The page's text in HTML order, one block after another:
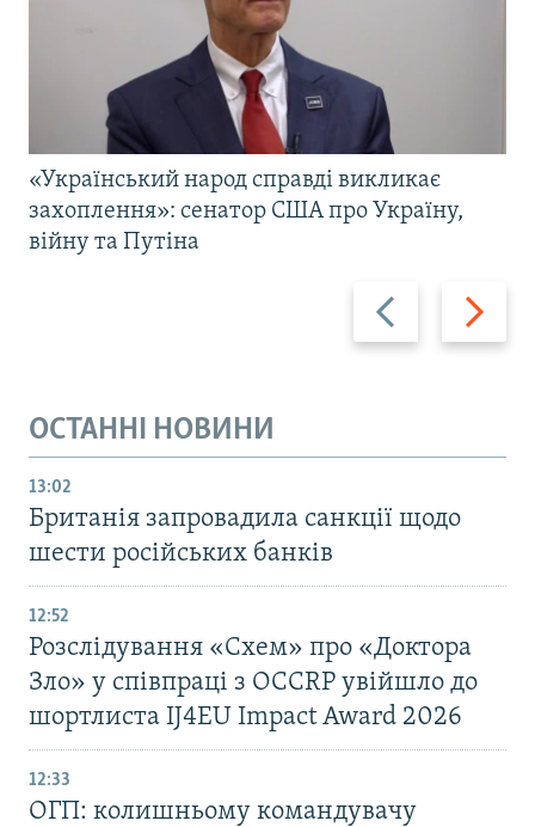
Назад Вперед
«Український народ справді викликає
захоплення»: сенатор США про Україну,
війну та Путіна
ОСТАННІ НОВИНИ
13:02
Британія запровадила санкції щодо
шести російських банків
12:52
Розслідування «Схем» про «Доктора
Зло» у співпраці з OCCRP увійшло до
шортлиста IJ4EU Impact Award 2026
12:33
ОГП: колишньому командувачу